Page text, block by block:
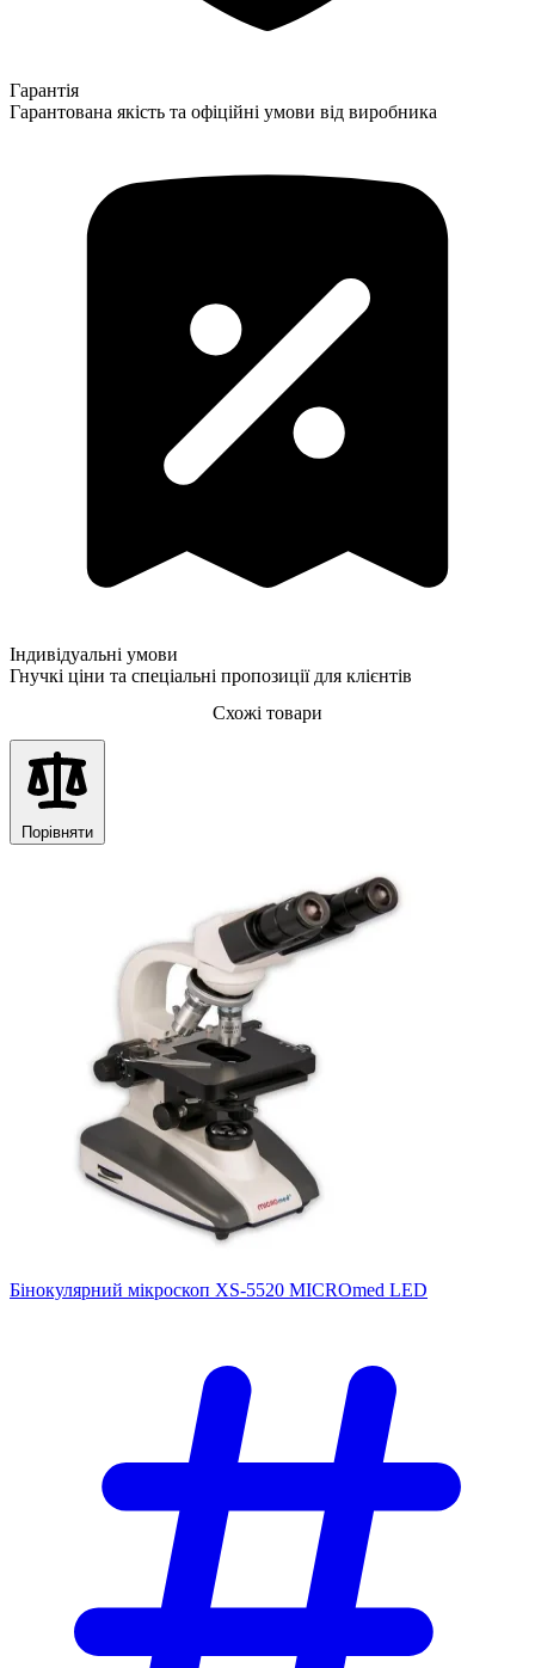
Гарантія
Гарантована якість та офіційні умови від виробника
Індивідуальні умови
Гнучкі ціни та спеціальні пропозиції для клієнтів
Схожі товари
Порівняти
Бінокулярний мікроскоп XS-5520 MICROmed LED